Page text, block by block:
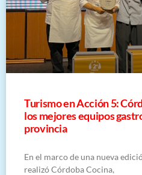
Turismo en Acción 5:
los mejores equipos
provincia
En el marco de una nueva
realizó Córdoba Cocina,